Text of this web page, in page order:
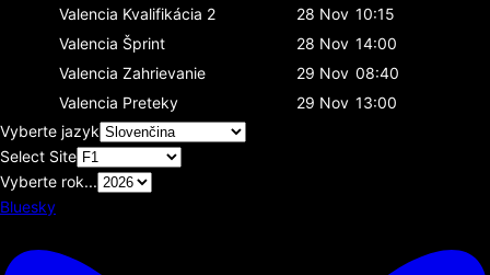
Valencia Kvalifikácia 2 28 Nov 10:15
Valencia Šprint 28 Nov 14:00
Valencia Zahrievanie 29 Nov 08:40
Valencia Preteky 29 Nov 13:00
Vyberte jazyk
Select Site
Vyberte rok...
Bluesky